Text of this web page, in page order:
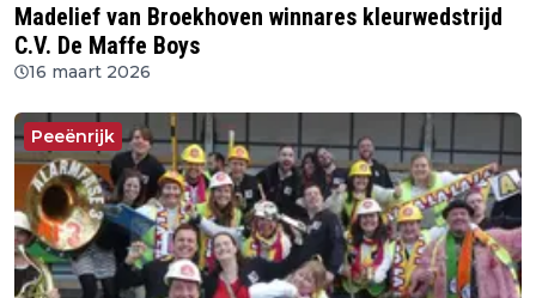
Madelief van Broekhoven winnares kleurwedstrijd
C.V. De Maffe Boys
16 maart 2026
Peeënrijk